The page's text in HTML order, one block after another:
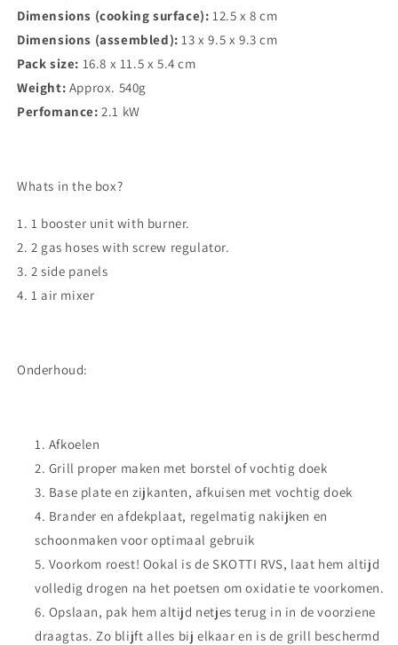
Dimensions (cooking surface): 12.5 x 8 cm
Dimensions (assembled): 13 x 9.5 x 9.3 cm
Pack size: 16.8 x 11.5 x 5.4 cm
Weight: Approx. 540g
Perfomance: 2.1 kW
Whats in the box?
1. 1 booster unit with burner.
2. 2 gas hoses with screw regulator.
3. 2 side panels
4. 1 air mixer
Onderhoud:
Afkoelen
Grill proper maken met borstel of vochtig doek
Base plate en zijkanten, afkuisen met vochtig doek
Brander en afdekplaat, regelmatig nakijken en
schoonmaken voor optimaal gebruik
Voorkom roest! Ookal is de SKOTTI RVS, laat hem altijd
volledig drogen na het poetsen om oxidatie te voorkomen.
Opslaan, pak hem altijd netjes terug in in de voorziene
draagtas. Zo blijft alles bij elkaar en is de grill beschermd